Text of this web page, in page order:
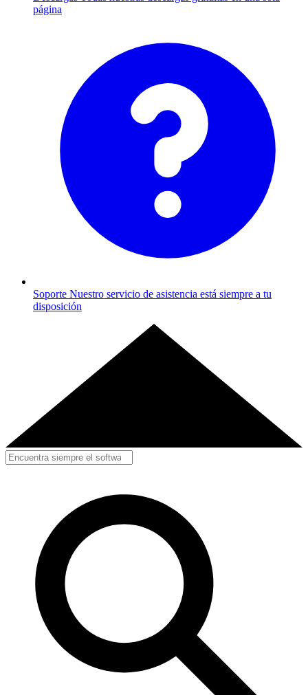
página
Soporte Nuestro servicio de asistencia está siempre a tu
disposición